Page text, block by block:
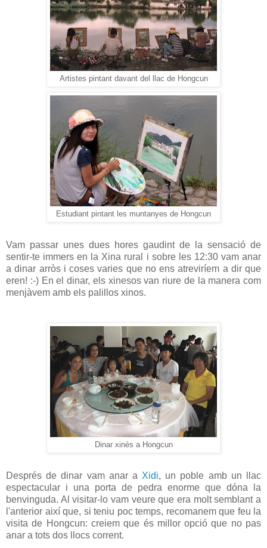
Artistes pintant davant del llac de Hongcun
Estudiant pintant les muntanyes de Hongcun
Vam passar unes dues hores gaudint de la sensació de
sentir-te immers en la Xina rural i sobre les 12:30 vam anar
a dinar arròs i coses varies que no ens atreviríem a dir que
eren! :-) En el dinar, els xinesos van riure de la manera com
menjàvem amb els palillos xinos.
Dinar xinès a Hongcun
Després de dinar vam anar a Xidi, un poble amb un llac
espectacular i una porta de pedra enorme que dóna la
benvinguda. Al visitar-lo vam veure que era molt semblant a
l'anterior així que, si teniu poc temps, recomanem que feu la
visita de Hongcun: creiem que és millor opció que no pas
anar a tots dos llocs corrent.